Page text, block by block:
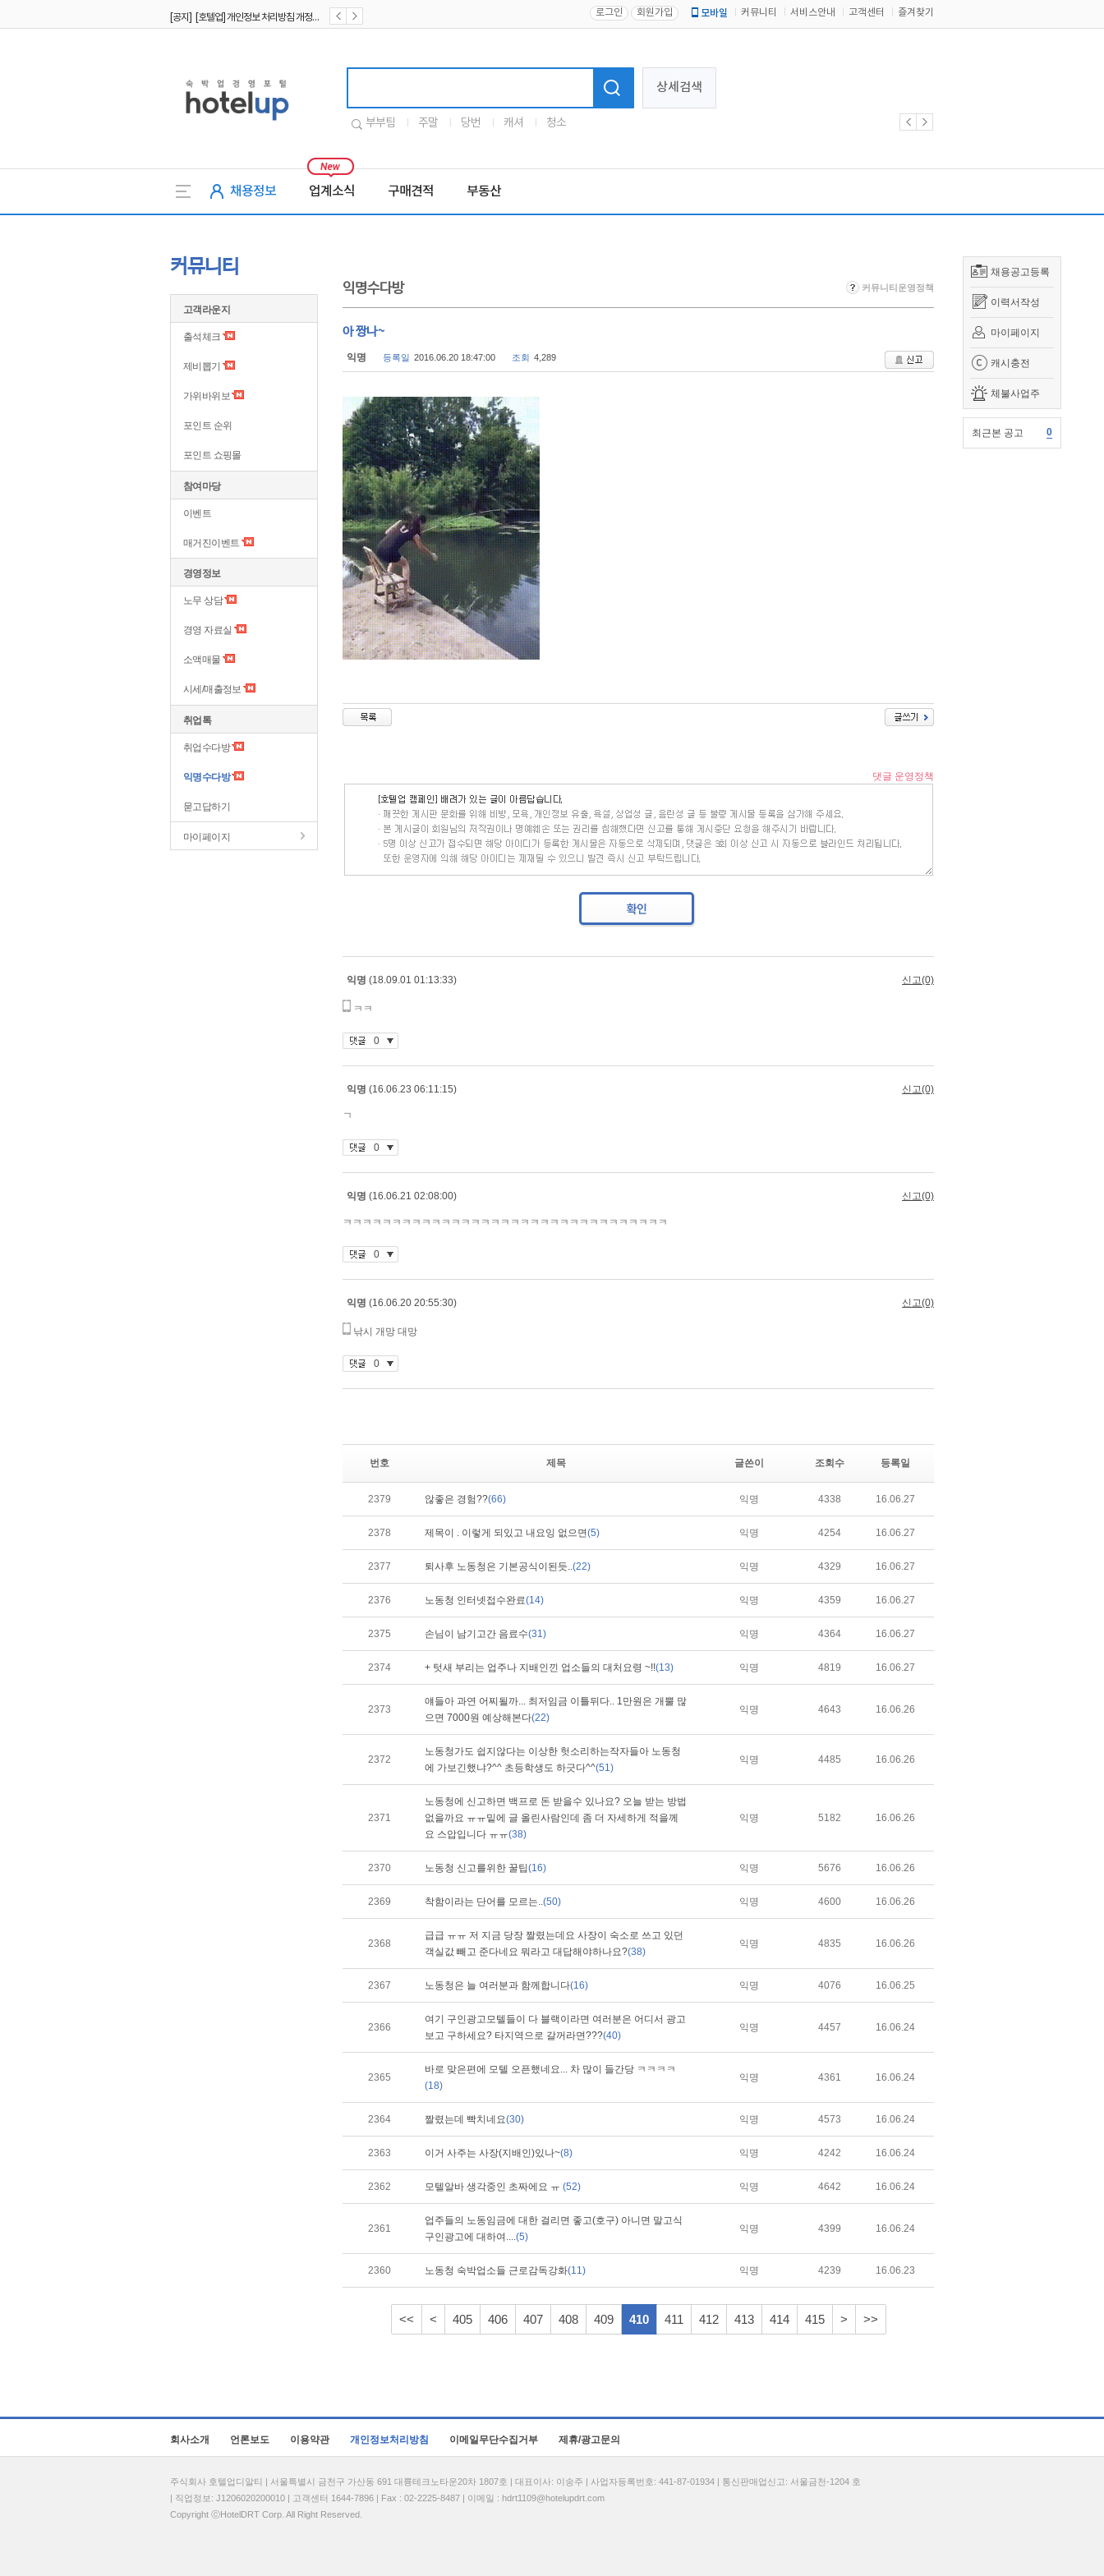
로그인 회원가입 모바일 커뮤니티 서비스안내 고객센터 즐겨찾기
상세검색
부부팀 주말 당번 캐셔 청소
채용정보 업계소식 구매견적 부동산
채용공고등록
이력서작성
마이페이지
캐시충전
체불사업주
최근본 공고 0
커뮤니티
고객라운지
출석체크
제비뽑기
가위바위보
포인트 순위
포인트 쇼핑몰
참여마당
이벤트
매거진이벤트
경영정보
노무 상담
경영 자료실
소액매물
시세/매출정보
취업톡
취업수다방
익명수다방
묻고답하기
마이페이지
익명수다방 커뮤니티운영정책
아 짱나~
익명 등록일 2016.06.20 18:47:00 조회 4,289
번호 제목 글쓴이 조회수 등록일
2379 않좋은 경험??(66) 익명 4338 16.06.27
2378 제목이 . 이렇게 되있고 내요잉 없으면(5) 익명 4254 16.06.27
2377 퇴사후 노동청은 기본공식이된듯..(22) 익명 4329 16.06.27
2376 노동청 인터넷접수완료(14) 익명 4359 16.06.27
2375 손님이 남기고간 음료수(31) 익명 4364 16.06.27
2374 + 텃새 부리는 업주나 지배인낀 업소들의 대처요령 ~!!(13) 익명 4819 16.06.27
2373
얘들아 과연 어찌될까... 최저임금 이틀뒤다.. 1만원은 개뿔 많
으면 7000원 예상해본다(22)
익명 4643 16.06.26
2372
노동청가도 쉽지않다는 이상한 헛소리하는작자들아 노동청
에 가보긴했냐?^^ 초등학생도 하긋다^^(51)
익명 4485 16.06.26
2371
노동청에 신고하면 백프로 돈 받을수 있나요? 오늘 받는 방법
없을까요 ㅠㅠ밑에 글 올린사람인데 좀 더 자세하게 적을께
요 스압입니다 ㅠㅠ(38)
익명 5182 16.06.26
2370 노동청 신고를위한 꿀팁(16) 익명 5676 16.06.26
2369 착함이라는 단어를 모르는..(50) 익명 4600 16.06.26
2368
급급 ㅠㅠ 저 지금 당장 짤렸는데요 사장이 숙소로 쓰고 있던
객실값 빼고 준다네요 뭐라고 대답해야하나요?(38)
익명 4835 16.06.26
2367 노동청은 늘 여러분과 함께합니다(16) 익명 4076 16.06.25
2366
여기 구인광고모텔들이 다 블랙이라면 여러분은 어디서 광고
보고 구하세요? 타지역으로 갈꺼라면???(40)
익명 4457 16.06.24
2365
바로 맞은편에 모텔 오픈했네요... 차 많이 들간당 ㅋㅋㅋㅋ
(18)
익명 4361 16.06.24
2364 짤렸는데 빡치네요(30) 익명 4573 16.06.24
2363 이거 사주는 사장(지배인)있나~(8) 익명 4242 16.06.24
2362 모텔알바 생각중인 초짜에요 ㅠ (52) 익명 4642 16.06.24
2361
업주들의 노동임금에 대한 걸리면 좋고(호구) 아니면 말고식
구인광고에 대하여....(5)
익명 4399 16.06.24
2360 노동청 숙박업소들 근로감독강화(11) 익명 4239 16.06.23
<< < 405 406 407 408 409 410 411 412 413 414 415 > >>
회사소개 언론보도 이용약관 개인정보처리방침 이메일무단수집거부 제휴/광고문의
주식회사 호텔업디알티 | 서울특별시 금천구 가산동 691 대륭테크노타운20차 1807호 | 대표이사: 이송주 | 사업자등록번호: 441-87-01934 | 통신판매업신고: 서울금천-1204 호
| 직업정보: J1206020200010 | 고객센터 1644-7896 | Fax : 02-2225-8487 | 이메일 : hdrt1109@hotelupdrt.com
Copyright ⓒHotelDRT Corp. All Right Reserved.